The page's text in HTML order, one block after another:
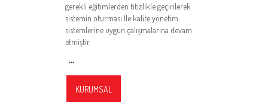
gerekli eğitimlerden titizlikle geçirilerek
sistemin oturması İle kalite yönetim
sistemlerine uygun çalışmalarına devam
etmiştir.
...
KURUMSAL